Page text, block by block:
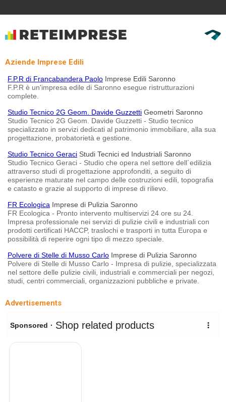
Aziende Imprese Edili
F.P.R di Francabandera Paolo Imprese Edili Saronno
F.P.R è un'impresa edile di Saronno esegue ristrutturazioni
complete.
Studio Tecnico 2G Geom. Davide Guzzetti Geometri Saronno
Studio Tecnico 2G Geom. Davide Guzzetti - Studio tecnico
specializzato in servizi dedicati al patrimonio immobiliare, alla sua
progettazione, probatorietà e gestione.
Studio Tecnico Geraci Studi Tecnici ed Industriali Saronno
Studio Tecnico Geraci - Studio che opera nel settore dell´edilizia
attraverso studi di progettazione approfonditi, a seguito di
esperienze maturate nel campo delle costruzioni edili, topografia
e catasto e grazie al supporto di imprese di rilievo.
FR Ecologica Imprese di Pulizia Saronno
FR Ecologica - Pronto intervento multiservizi 24 ore su 24.
Impresa professionale nei servizi di pulizie civili e industriali con
prodotti certificati HACCP, traslochi e trasporti in tutta Europa e
possibilità di reperire ogni tipo di mezzo speciale.
Polvere di Stelle di Musso Carlo Imprese di Pulizia Saronno
Polvere di Stelle di Musso Carlo - Impresa di pulizie, specializzata
nel settore delle pulizie civili, industriali e commerciali per negozi,
studi, centri commerciali, organizzazioni pubbliche e private.
Advertisements